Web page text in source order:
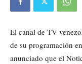
El canal de TV
de su programación
anunciado que el